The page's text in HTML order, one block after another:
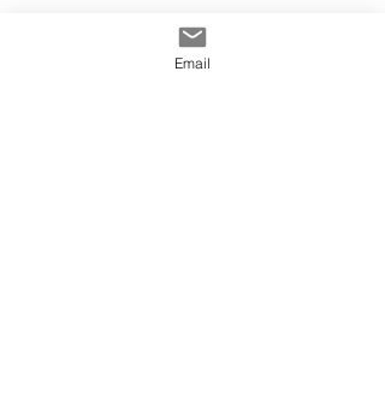
Tous les fils sont teints à la main
Email